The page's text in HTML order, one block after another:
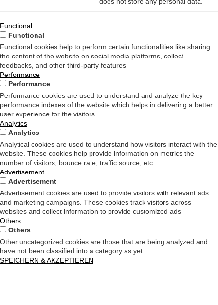
Functional
Functional
Functional cookies help to perform certain functionalities like sharing
the content of the website on social media platforms, collect
feedbacks, and other third-party features.
Performance
Performance
Performance cookies are used to understand and analyze the key
performance indexes of the website which helps in delivering a better
user experience for the visitors.
Analytics
Analytics
Analytical cookies are used to understand how visitors interact with the
website. These cookies help provide information on metrics the
number of visitors, bounce rate, traffic source, etc.
Advertisement
Advertisement
Advertisement cookies are used to provide visitors with relevant ads
and marketing campaigns. These cookies track visitors across
websites and collect information to provide customized ads.
Others
Others
Other uncategorized cookies are those that are being analyzed and
have not been classified into a category as yet.
SPEICHERN & AKZEPTIEREN